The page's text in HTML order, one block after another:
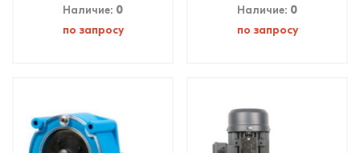
Наличие: 0
по запросу
Наличие: 0
по запросу